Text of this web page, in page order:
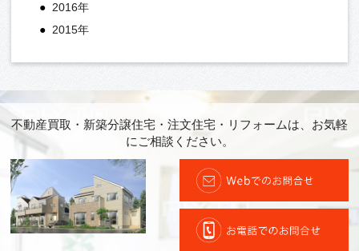
2016年
2015年
不動産買取・新築分譲住宅・注文住宅・リフォームは、お気軽
にご相談ください。